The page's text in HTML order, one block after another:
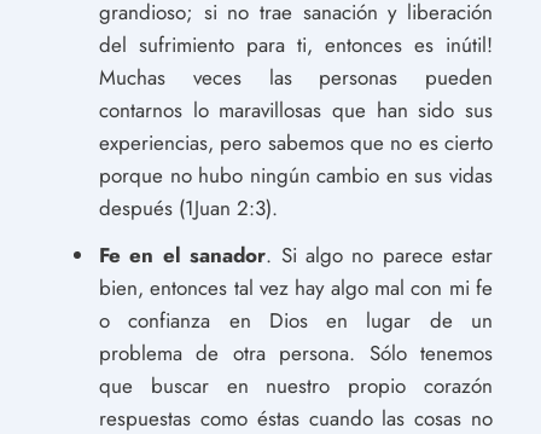
grandioso; si no trae sanación y liberación
del sufrimiento para ti, entonces es inútil!
Muchas veces las personas pueden
contarnos lo maravillosas que han sido sus
experiencias, pero sabemos que no es cierto
porque no hubo ningún cambio en sus vidas
después (1Juan 2:3).
Fe en el sanador. Si algo no parece estar
bien, entonces tal vez hay algo mal con mi fe
o confianza en Dios en lugar de un
problema de otra persona. Sólo tenemos
que buscar en nuestro propio corazón
respuestas como éstas cuando las cosas no